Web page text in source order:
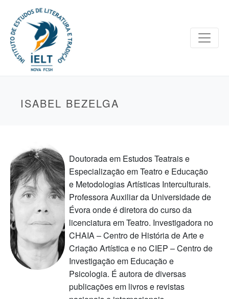
ISABEL BEZELGA
Doutorada em Estudos Teatrais e
Especialização em Teatro e Educação
e Metodologias Artísticas Interculturais.
Professora Auxiliar da Universidade de
Évora onde é diretora do curso da
licenciatura em Teatro. Investigadora no
CHAIA – Centro de História de Arte e
Criação Artística e no CIEP – Centro de
Investigação em Educação e
Psicologia. É autora de diversas
publicações em livros e revistas